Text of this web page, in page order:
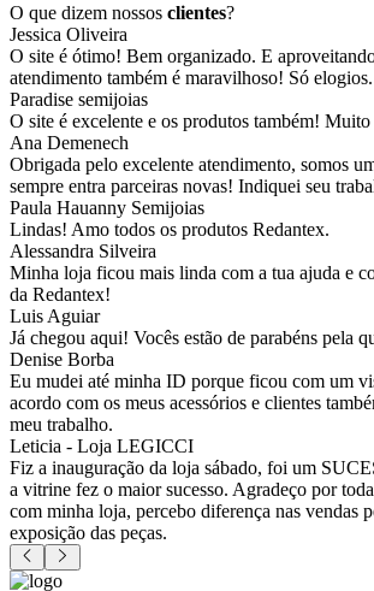
O que dizem nossos clientes?
Jessica Oliveira
O site é ótimo! Bem organizado. E
atendimento também é maravilhoso! Só elogios.
Paradise semijoias
O site é excelente e os produtos também!
Ana Demenech
Obrigada pelo excelente atendimento, somos
sempre entra parceiras novas! Indiquei seu
Paula Hauanny Semijoias
Lindas! Amo todos os produtos Redantex.
Alessandra Silveira
Minha loja ficou mais linda com a tua ajuda e
da Redantex!
Luis Aguiar
Já chegou aqui! Vocês estão de parabéns pela
Denise Borba
Eu mudei até minha ID porque ficou com um
acordo com os meus acessórios e clientes
meu trabalho.
Leticia - Loja LEGICCI
Fiz a inauguração da loja sábado, foi um
a vitrine fez o maior sucesso. Agradeço por
com minha loja, percebo diferença nas vendas
exposição das peças.